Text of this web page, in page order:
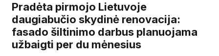
Pradėta pirmojo Lietuvoje
daugiabučio skydinė renovacija:
fasado šiltinimo darbus planuojama
užbaigti per du mėnesius